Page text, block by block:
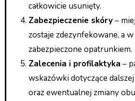
całkowicie usunięty.
Zabezpieczenie skóry–
zostaje zdezynfekowane, a
zabezpieczone opatrunkiem.
Zalecenia i profilaktyka –
wskazówki dotyczące
oraz ewentualnej zmiany